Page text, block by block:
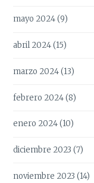
mayo 2024(9)
abril 2024(15)
marzo 2024(13)
febrero 2024(8)
enero 2024(10)
diciembre 2023 (7)
noviembre 2023 (14)